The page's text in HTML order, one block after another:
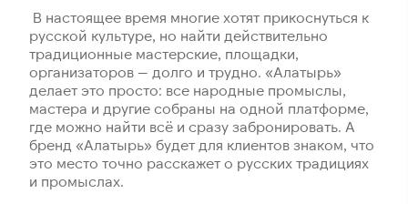
В настоящее время многие хотят прикоснуться к
русской культуре, но найти действительно
традиционные мастерские, площадки,
организаторов — долго и трудно. «Алатырь»
делает это просто: все народные промыслы,
мастера и другие собраны на одной платформе,
где можно найти всё и сразу забронировать. А
бренд «Алатырь» будет для клиентов знаком, что
это место точно расскажет о русских традициях
и промыслах.